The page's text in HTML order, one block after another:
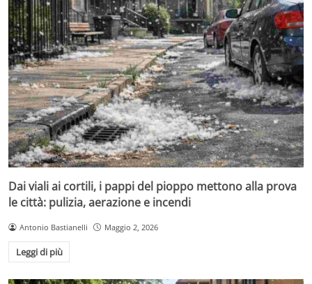
Dai viali ai cortili, i pappi del pioppo mettono alla prova
le città: pulizia, aerazione e incendi
Antonio Bastianelli Maggio 2, 2026
Leggi di più